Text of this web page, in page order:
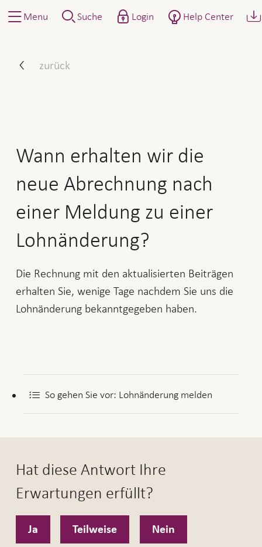
Menu Suche Login Help Center
zurück
Wann erhalten wir die
neue Abrechnung nach
einer Meldung zu einer
Lohnänderung?
Die Rechnung mit den aktualisierten Beiträgen
erhalten Sie, wenige Tage nachdem Sie uns die
Lohnänderung bekanntgegeben haben.
So gehen Sie vor: Lohnänderung melden
Hat diese Antwort Ihre
Erwartungen erfüllt?
Ja Teilweise Nein